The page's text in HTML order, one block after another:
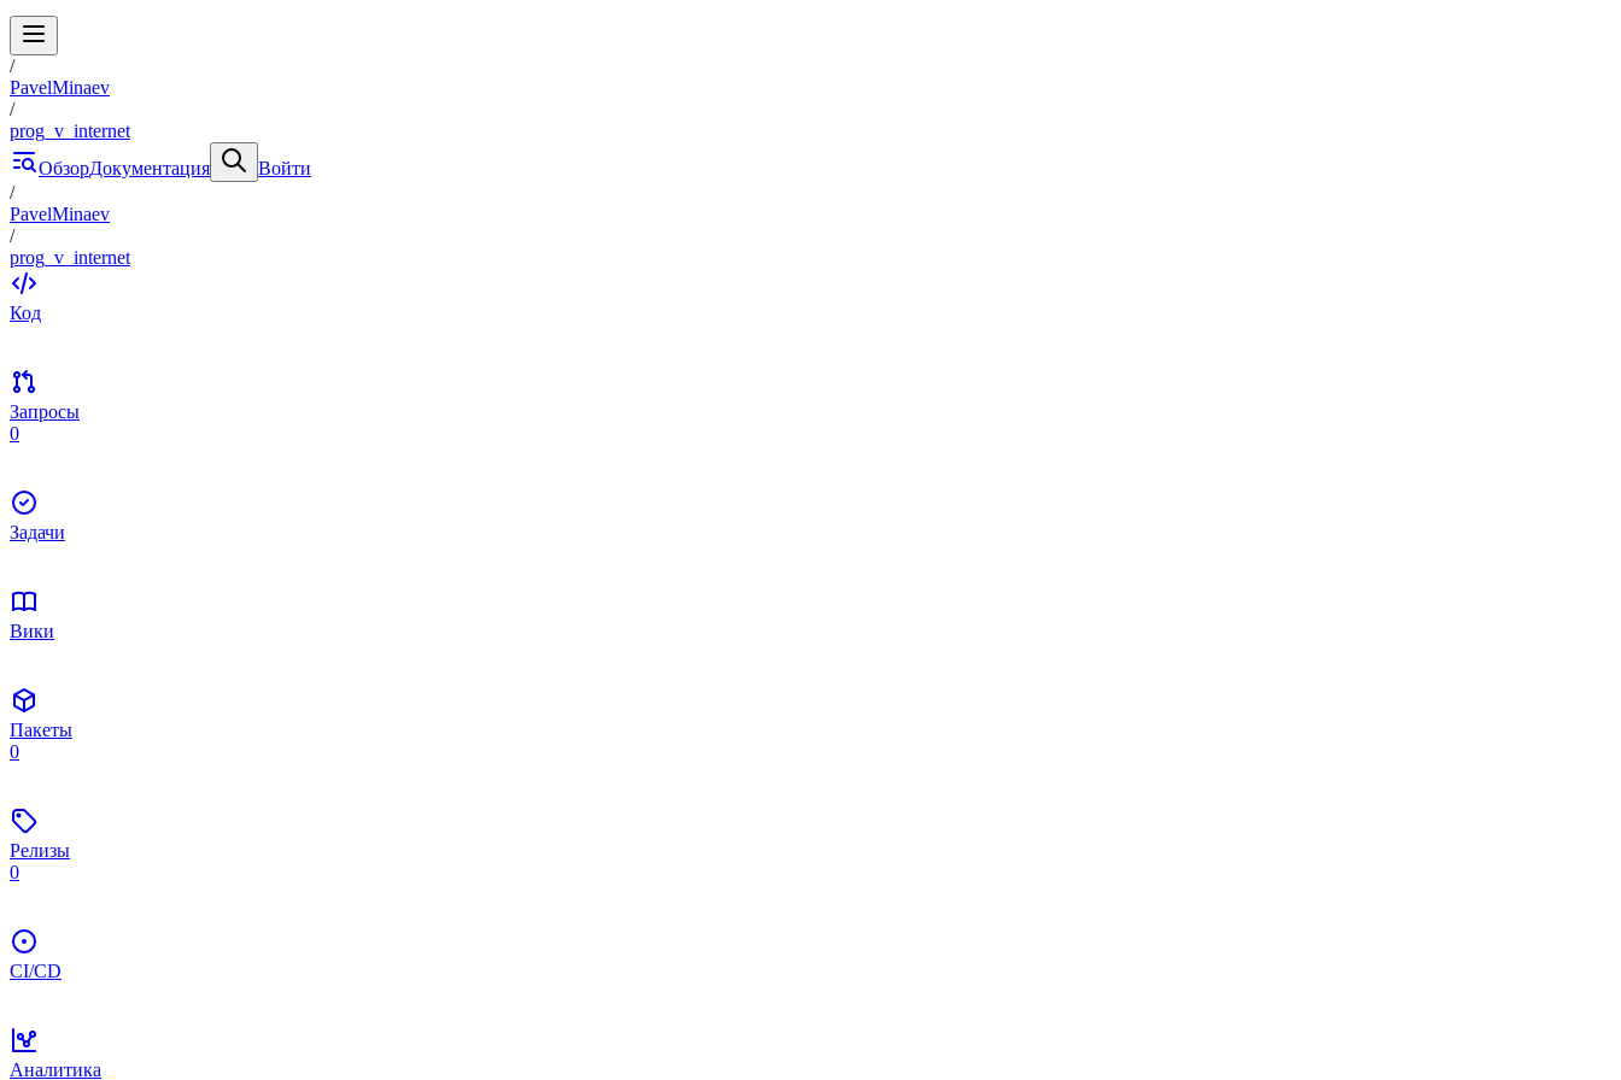
/
PavelMinaev
/
prog_v_internet
ОбзорДокументация
Войти
/
PavelMinaev
/
prog_v_internet
Код
Запросы
0
Задачи
Вики
Пакеты
0
Релизы
0
CI/CD
Аналитика